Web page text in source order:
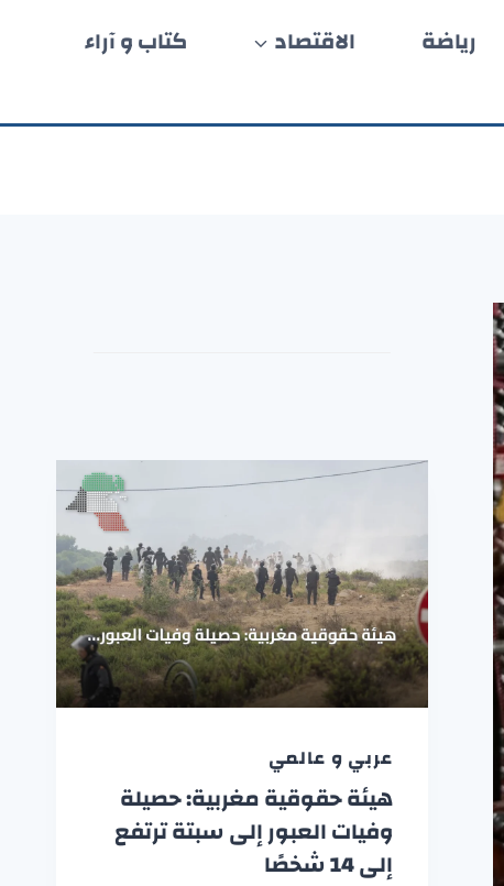
رياضة الاقتصاد
كتاب و آراء
عربي و عالمي
هيئة حقوقية مغربية: حصيلة
وفيات العبور إلى سبتة ترتفع
إلى 14 شخصًا